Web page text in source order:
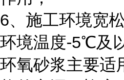
6、施工环境宽
环境温度-5℃及
环氧砂浆主要适